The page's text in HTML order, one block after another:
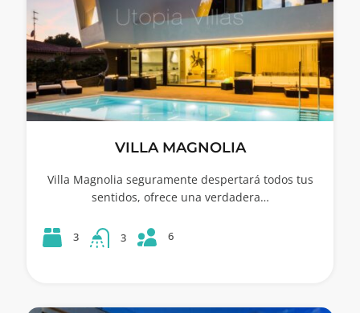
VILLA MAGNOLIA
Villa Magnolia seguramente despertará todos tus
sentidos, ofrece una verdadera…
3 3 6